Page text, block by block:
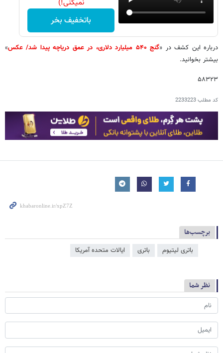
نمیکنی!)
باتخفیف بخر
درباره این کشف در «گنج ۵۴۰ میلیارد دلاری، در عمق دریاچه‌ پیدا شد/ عکس
»
بیشتر بخوانید.
۵۸۳۲۳
کد مطلب2233223
برچسب‌ها
باتری لیتیوم باتری ایالات متحده آمریکا
نظر شما